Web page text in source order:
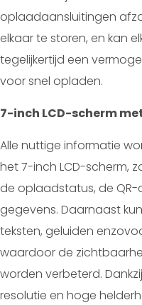
oplaadaansluitingen
elkaar te storen, en kan
tegelijkertijd een
voor snel opladen.
7-inch LCD-scherm
Alle nuttige informatie
het 7-inch LCD-scherm,
de oplaadstatus, de
gegevens. Daarnaast
teksten, geluiden
waardoor de
worden verbeterd.
resolutie en hoge